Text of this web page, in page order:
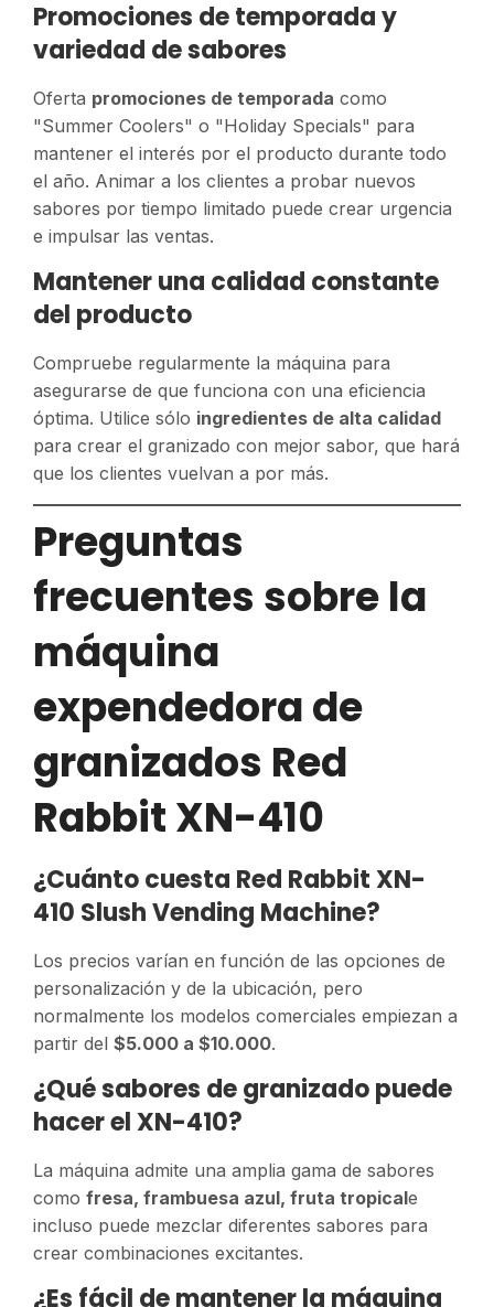
Promociones de temporada y
variedad de sabores
Oferta promociones de temporada como
"Summer Coolers" o "Holiday Specials" para
mantener el interés por el producto durante todo
el año. Animar a los clientes a probar nuevos
sabores por tiempo limitado puede crear urgencia
e impulsar las ventas.
Mantener una calidad constante
del producto
Compruebe regularmente la máquina para
asegurarse de que funciona con una eficiencia
óptima. Utilice sólo ingredientes de alta calidad
para crear el granizado con mejor sabor, que hará
que los clientes vuelvan a por más.
Preguntas
frecuentes sobre la
máquina
expendedora de
granizados Red
Rabbit XN-410
¿Cuánto cuesta Red Rabbit XN-
410 Slush Vending Machine?
Los precios varían en función de las opciones de
personalización y de la ubicación, pero
normalmente los modelos comerciales empiezan a
partir del $5.000 a $10.000.
¿Qué sabores de granizado puede
hacer el XN-410?
La máquina admite una amplia gama de sabores
como fresa, frambuesa azul, fruta tropicale
incluso puede mezclar diferentes sabores para
crear combinaciones excitantes.
¿Es fácil de mantener la máquina